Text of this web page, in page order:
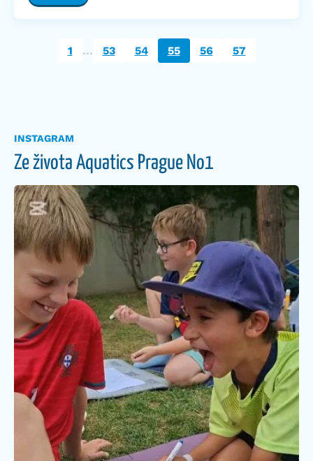
1 … 53 54 55 56 57
INSTAGRAM
Ze života Aquatics Prague No1